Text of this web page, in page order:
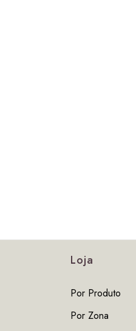
Loja
Por Produto
Por Zona